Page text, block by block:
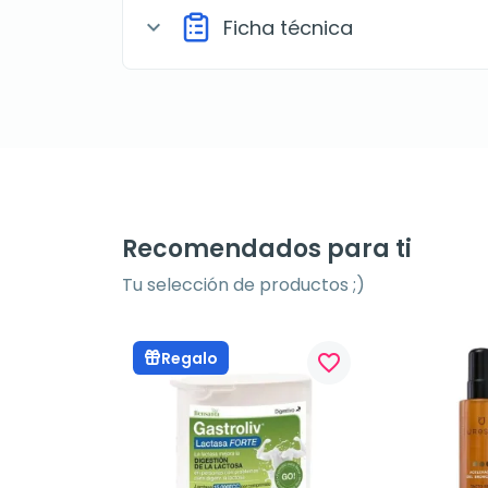
expand_more Ficha técnica
Recomendados para ti
Tu selección de productos ;)
Regalo favorite_border